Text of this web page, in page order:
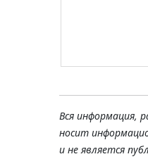
Вся информация,
носит
и не является